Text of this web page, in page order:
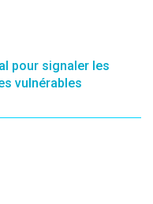
pour signaler les
vulnérables